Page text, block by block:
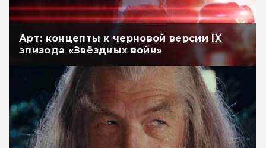
Арт: концепты к черновой версии IX
эпизода «Звёздных войн»